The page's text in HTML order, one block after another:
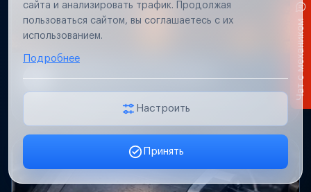
Проверим проводку и разъемы, восстановим
освещение прицепа.
сайта и анализировать трафик. Продолжая
пользоваться сайтом, вы соглашаетесь с их
использованием.
Подробнее
Настроить
Принять
Заявка онлайн
Чат с механиком